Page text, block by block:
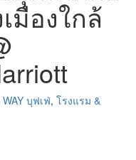
มืองใกล้
บุฟเฟ่, โรงแรม &